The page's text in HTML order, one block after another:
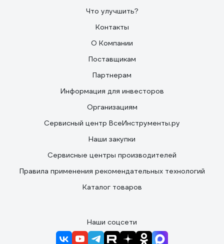
Что улучшить?
Контакты
О Компании
Поставщикам
Партнерам
Информация для инвесторов
Организациям
Сервисный центр ВсеИнструменты.ру
Наши закупки
Сервисные центры производителей
Правила применения рекомендательных технологий
Каталог товаров
Наши соцсети